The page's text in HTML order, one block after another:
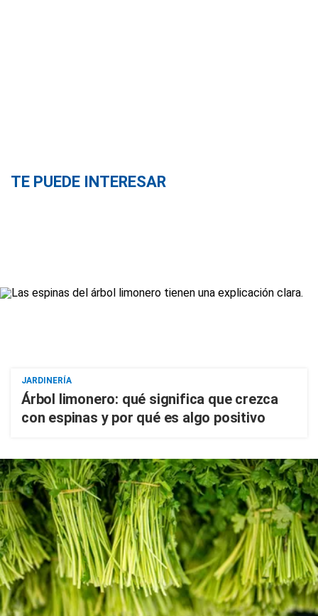
TE PUEDE INTERESAR
JARDINERÍA
Árbol limonero: qué significa que crezca
con espinas y por qué es algo positivo